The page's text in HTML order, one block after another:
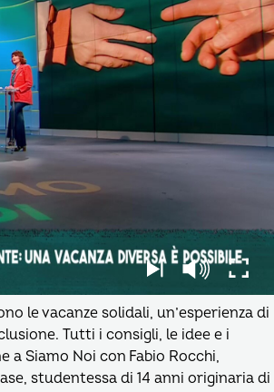
le vacanze solidali, un’esperienza di
Tutti i consigli, le idee e i
a Siamo Noi con Fabio Rocchi,
studentessa di 14 anni originaria di